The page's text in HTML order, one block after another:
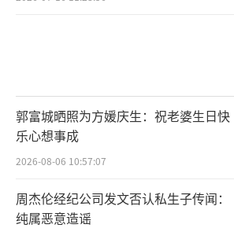
郭富城晒照为方媛庆生：祝老婆生日快
乐心想事成
2026-08-06 10:57:07
周杰伦经纪公司发文否认私生子传闻：
纯属恶意造谣